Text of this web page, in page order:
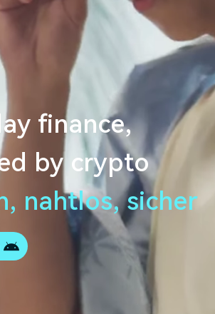
finance,
by crypto
nahtlos, sicher